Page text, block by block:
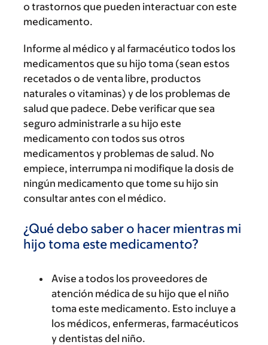
o trastornos que pueden interactuar con este
medicamento.
Informe al médico y al farmacéutico todos los
medicamentos que su hijo toma (sean estos
recetados o de venta libre, productos
naturales o vitaminas) y de los problemas de
salud que padece. Debe verificar que sea
seguro administrarle a su hijo este
medicamento con todos sus otros
medicamentos y problemas de salud. No
empiece, interrumpa ni modifique la dosis de
ningún medicamento que tome su hijo sin
consultar antes con el médico.
¿Qué debo saber o hacer mientras mi
hijo toma este medicamento?
Avise a todos los proveedores de
atención médica de su hijo que el niño
toma este medicamento. Esto incluye a
los médicos, enfermeras, farmacéuticos
y dentistas del niño.